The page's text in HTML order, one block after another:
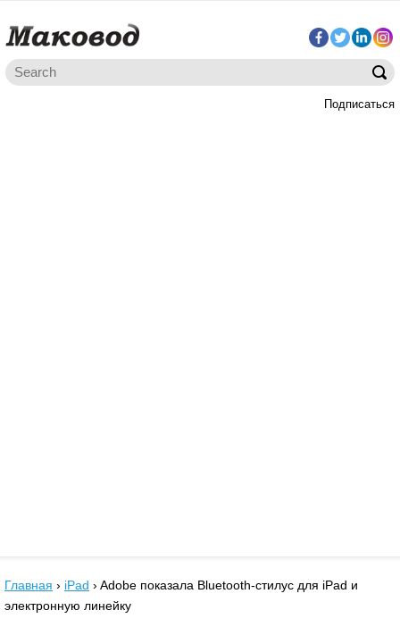
Подписаться
Главная › iPad › Adobe показала Bluetooth-стилус для iPad и
электронную линейку